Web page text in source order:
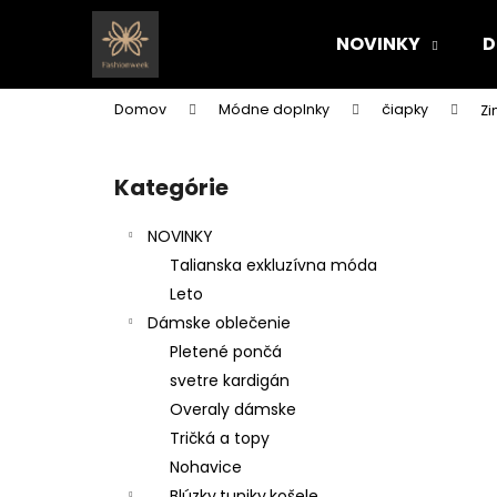
NOVINKY
Domov Módne doplnky čiapky
Preskočiť
kategórie
Kategórie
NOVINKY
Talianska exkluzívna móda
Leto
Dámske oblečenie
Pletené pončá
svetre kardigán
Overaly dámske
Tričká a topy
Nohavice
í
Späť
do
obchodu
Späť
do
obchodu